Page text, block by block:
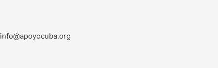
info@apoyocuba.org